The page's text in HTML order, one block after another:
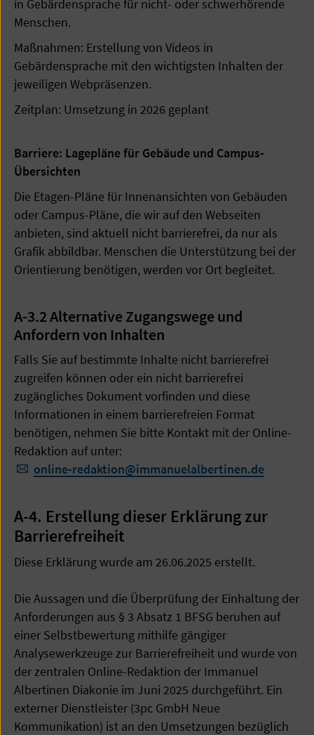
in Gebärdensprache für nicht- oder schwerhörende
Menschen.
Maßnahmen: Erstellung von Videos in
Gebärdensprache mit den wichtigsten Inhalten der
jeweiligen Webpräsenzen.
Zeitplan: Umsetzung in 2026 geplant
Barriere: Lagepläne für Gebäude und Campus-
Übersichten
Die Etagen-Pläne für Innenansichten von Gebäuden
oder Campus-Pläne, die wir auf den Webseiten
anbieten, sind aktuell nicht barrierefrei, da nur als
Grafik abbildbar. Menschen die Unterstützung bei der
Orientierung benötigen, werden vor Ort begleitet.
A-3.2 Alternative Zugangswege und
Anfordern von Inhalten
Falls Sie auf bestimmte Inhalte nicht barrierefrei
zugreifen können oder ein nicht barrierefrei
zugängliches Dokument vorfinden und diese
Informationen in einem barrierefreien Format
benötigen, nehmen Sie bitte Kontakt mit der Online-
Redaktion auf unter:
online-redaktion@immanuelalbertinen.de
A-4. Erstellung dieser Erklärung zur
Barrierefreiheit
Diese Erklärung wurde am 26.06.2025 erstellt.
Die Aussagen und die Überprüfung der Einhaltung der
Anforderungen aus § 3 Absatz 1 BFSG beruhen auf
einer Selbstbewertung mithilfe gängiger
Analysewerkzeuge zur Barrierefreiheit und wurde von
der zentralen Online-Redaktion der Immanuel
Albertinen Diakonie im Juni 2025 durchgeführt. Ein
externer Dienstleister (3pc GmbH Neue
Kommunikation) ist an den Umsetzungen bezüglich